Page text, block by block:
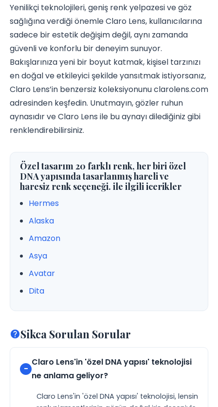
Yenilikçi teknolojileri, geniş renk yelpazesi ve göz
sağlığına verdiği önemle Claro Lens, kullanıcılarına
sadece bir estetik değişim değil, aynı zamanda
güvenli ve konforlu bir deneyim sunuyor.
Bakışlarınıza yeni bir boyut katmak, kişisel tarzınızı
en doğal ve etkileyici şekilde yansıtmak istiyorsanız,
Claro Lens’in benzersiz koleksiyonunu clarolens.com
adresinden keşfedin. Unutmayın, gözler ruhun
aynasıdır ve Claro Lens ile bu aynayı dilediğiniz gibi
renklendirebilirsiniz.
Özel tasarım 20 farklı renk, her biri özel
DNA yapısında tasarlanmış hareli ve
haresiz renk seçeneği. ile ilgili icerikler
Hermes
Alaska
Amazon
Asya
Avatar
Dita
Sikca Sorulan Sorular
Claro Lens'in 'özel DNA yapısı' teknolojisi
ne anlama geliyor?
Claro Lens'in 'özel DNA yapısı' teknolojisi, lensin